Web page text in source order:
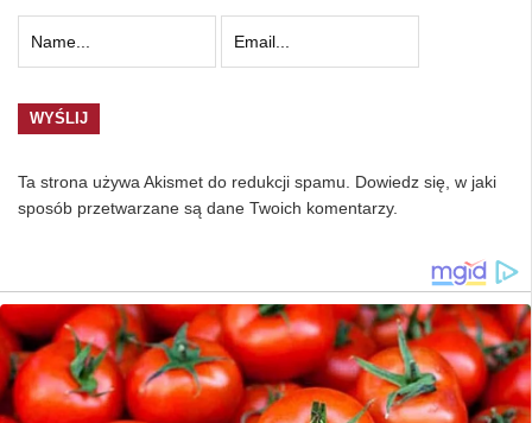
Ta strona używa Akismet do redukcji spamu. Dowiedz się, w jaki
sposób przetwarzane są dane Twoich komentarzy.